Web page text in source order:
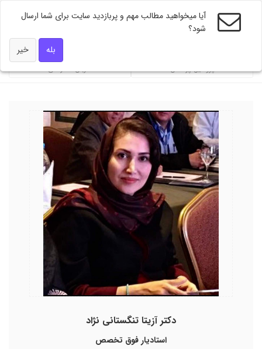
پزشکان
ضربان تندرستی محاسبه
دکتر آزیتا تنگستانی نژاد
استاديار فوق تخصص
آیا میخواهید مطالب مهم و پربازدید سایت برای شما ارسال
شود؟
بله
خیر